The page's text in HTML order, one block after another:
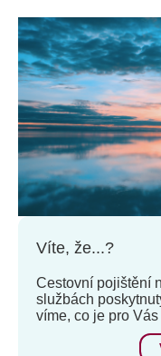
příroda překoná lidskou
Víte, že...?
Cestovní pojištění
službách
víme, co je pro